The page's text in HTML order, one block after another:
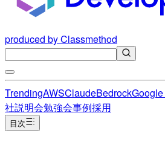
produced by Classmethod
TrendingAWSClaudeBedrock
社説明会勉強会事例採用
目次